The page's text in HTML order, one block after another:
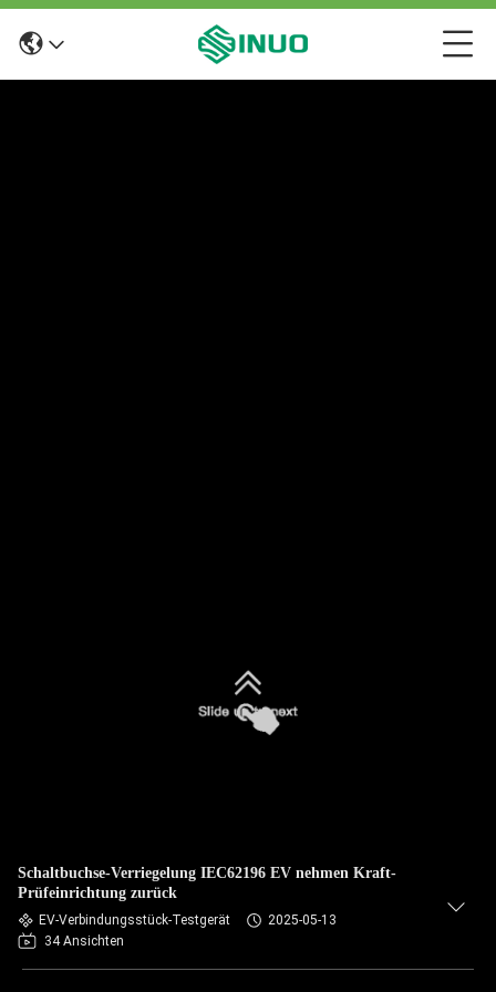
Schaltbuchse-Verriegelung IEC62196 EV nehmen Kraft-
Prüfeinrichtung zurück
EV-Verbindungsstück-Testgerät
2025-05-13
34 Ansichten